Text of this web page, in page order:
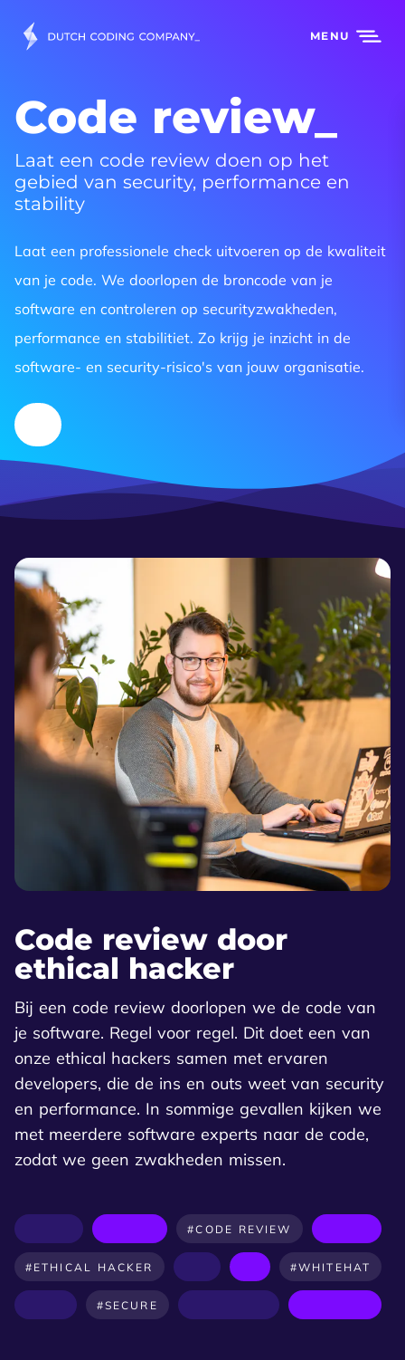
MENU
Code review
Laat een code review doen op het
gebied van security, performance en
stability
Laat een professionele check uitvoeren op de kwaliteit
van je code. We doorlopen de broncode van je
software en controleren op securityzwakheden,
performance en stabilitiet. Zo krijg je inzicht in de
software- en security-risico's van jouw organisatie.
#CODE REVIEW
#ETHICAL HACKER #WHITEHAT
#SECURE
Code review door
ethical hacker
Bij een code review doorlopen we de code van
je software. Regel voor regel. Dit doet een van
onze ethical hackers samen met ervaren
developers, die de ins en outs weet van security
en performance. In sommige gevallen kijken we
met meerdere software experts naar de code,
zodat we geen zwakheden missen.